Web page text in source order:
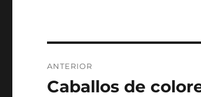
de
ANTERIOR
Entrada
Caballos de